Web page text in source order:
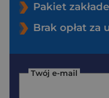
Pakiet
Brak opłat za
Twój e-mail